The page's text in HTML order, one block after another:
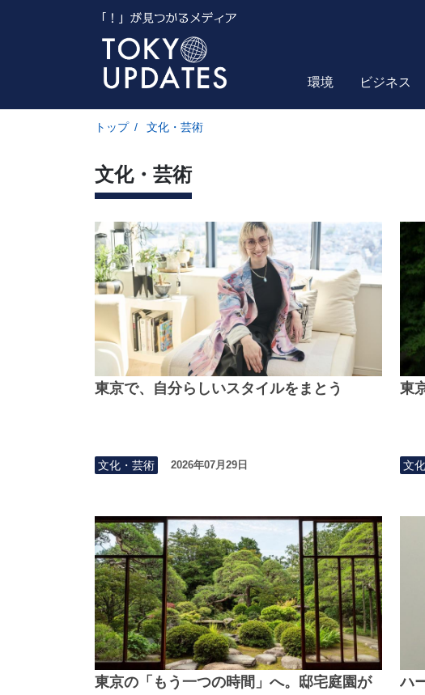
環境 ビジネス
トップ / 文化・芸術
文化・芸術
東京で、自分らしいスタイルをまとう
文化・芸術 2026年07月29日
東
文
東京の「もう一つの時間」へ。邸宅庭園が
ハ